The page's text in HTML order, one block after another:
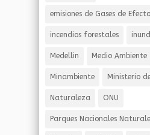
emisiones de Gases de
incendios forestales
Medellin Medio Ambiente
Minambiente Ministerio
Naturaleza ONU
Parques Nacionales